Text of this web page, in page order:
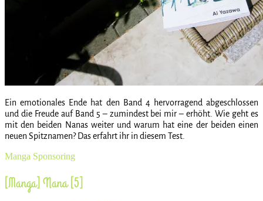
Ein emotionales Ende hat den Band 4 hervorragend abgeschlossen
und die Freude auf Band 5 – zumindest bei mir – erhöht. Wie geht es
mit den beiden Nanas weiter und warum hat eine der beiden einen
neuen Spitznamen? Das erfahrt ihr in diesem Test.
Manga Sponsoring
[Manga] Nana [5]